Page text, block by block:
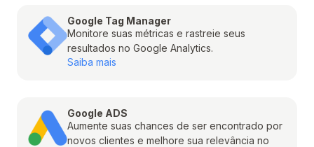
Google Tag Manager
Monitore suas métricas e rastreie seus
resultados no Google Analytics.
Saiba mais
Google ADS
Aumente suas chances de ser encontrado por
novos clientes e melhore sua relevância no